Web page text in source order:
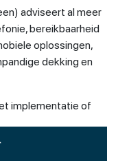
adviseert al meer
bereikbaarheid
oplossingen,
dekking en
implementatie of
(lokaal,